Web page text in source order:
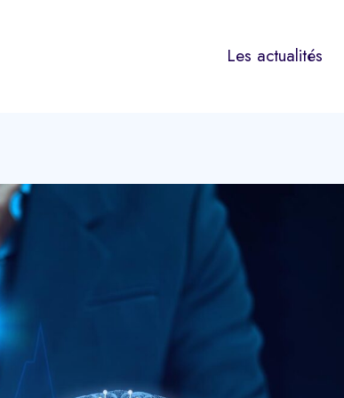
Les actualités